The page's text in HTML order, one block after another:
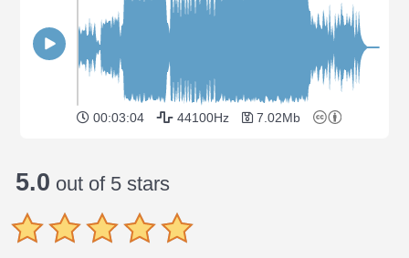
00:03:04 44100Hz 7.02Mb
5.0 out of 5 stars